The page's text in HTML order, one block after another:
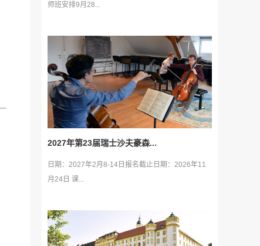
师班安排9月28...
2027年第23届瑞士沙夫豪森...
日期：2027年2月8-14日报名截止日期：2026年11
月24日 课...